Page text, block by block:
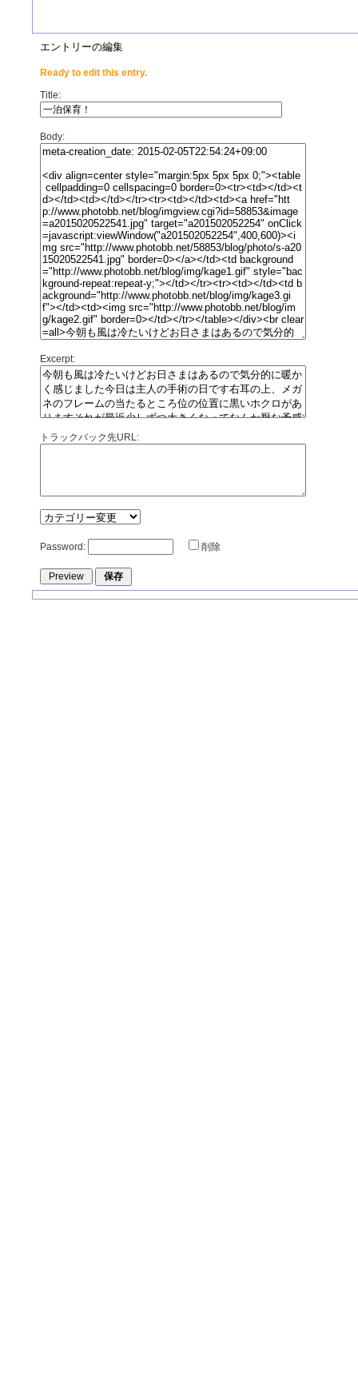
エントリーの編集
Ready to edit this entry.
Title:
Body:
Excerpt:
トラックバック先URL:
Password: 削除